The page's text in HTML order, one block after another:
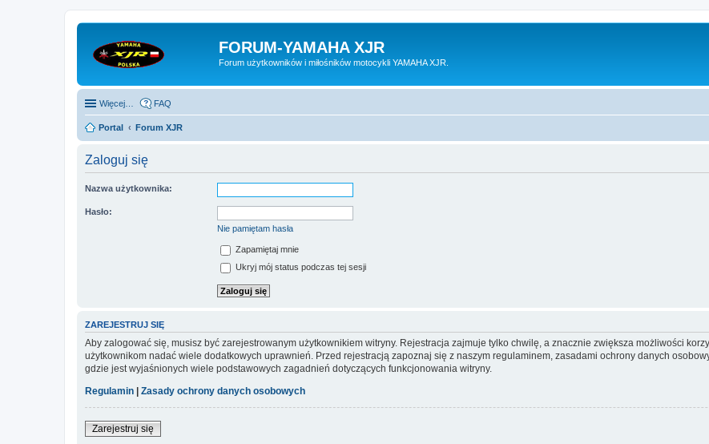
FORUM-YAMAHA XJR
Forum użytkowników i miłośników motocykli YAMAHA XJR.
Więcej… FAQ
Portal Forum XJR
Zaloguj się
Nazwa użytkownika:
Hasło:
Nie pamiętam hasła
Zapamiętaj mnie
Ukryj mój status podczas tej sesji
ZAREJESTRUJ SIĘ
Aby zalogować się, musisz być zarejestrowanym użytkownikiem witryny. Rejestracja zajmuje tylko chwilę, a znacznie zwiększa możliwości
użytkownikom nadać wiele dodatkowych uprawnień. Przed rejestracją zapoznaj się z naszym regulaminem, zasadami ochrony danych
gdzie jest wyjaśnionych wiele podstawowych zagadnień dotyczących funkcjonowania witryny.
Regulamin
Zasady ochrony danych osobowych
Zarejestruj się